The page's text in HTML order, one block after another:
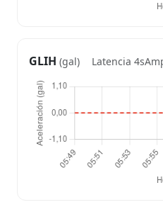
GLIH (gal) Latencia 4s